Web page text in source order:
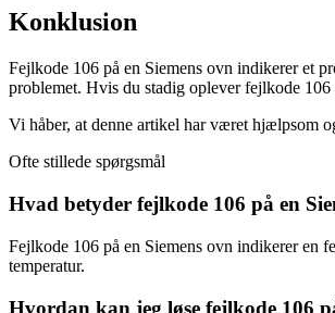
Konklusion
Fejlkode 106 på en Siemens ovn indikerer et
problemet. Hvis du stadig oplever fejlkode 106
Vi håber, at denne artikel har været hjælpsom
Ofte stillede spørgsmål
Hvad betyder fejlkode 106 på en
Fejlkode 106 på en Siemens ovn indikerer en
temperatur.
Hvordan kan jeg løse fejlkode 106